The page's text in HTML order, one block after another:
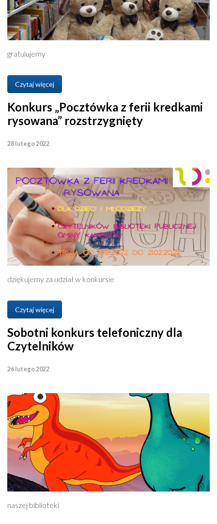
gratulujemy
Czytaj więcej
Konkurs „Pocztówka z ferii kredkami
rysowana” rozstrzygnięty
28 lutego 2022
dziękujemy za udział w konkursie
Czytaj więcej
Sobotni konkurs telefoniczny dla
Czytelników
26 lutego 2022
naszej biblioteki